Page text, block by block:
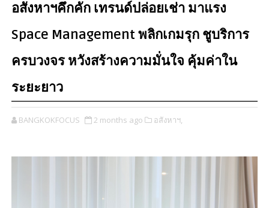
อสังหาฯคึกคัก เทรนด์ปล่อยเช่า มาแรง
Space Management พลิกเกมรุก ชูบริการ
ครบวงจร หวังสร้างความมั่นใจ คุ้มค่าใน
ระยะยาว
BANGKOKFOCUS 2 months ago อสังหาฯ,